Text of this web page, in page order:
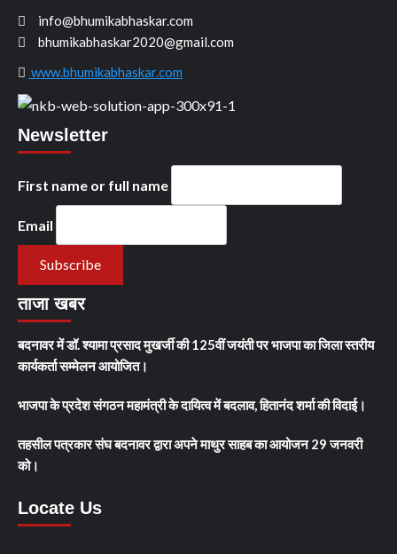
info@bhumikabhaskar.com
bhumikabhaskar2020@gmail.com
www.bhumikabhaskar.com
Newsletter
First name or full name
Email
ताजा खबर
बदनावर में डॉ. श्यामा प्रसाद मुखर्जी की 125वीं जयंती पर भाजपा का जिला स्तरीय
कार्यकर्ता सम्मेलन आयोजित।
भाजपा के प्रदेश संगठन महामंत्री के दायित्व में बदलाव, हितानंद शर्मा की विदाई।
तहसील पत्रकार संघ बदनावर द्वारा अपने माथुर साहब का आयोजन 29 जनवरी
को।
Locate Us